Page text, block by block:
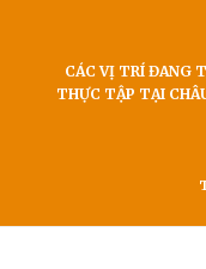
CÁC VỊ TRÍ ĐANG
THỰC TẬP TẠI